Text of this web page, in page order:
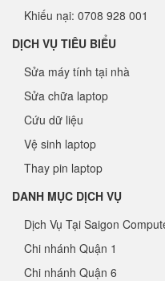
Khiếu nại: 0708 928 001
DỊCH VỤ TIÊU BIỂU
Sửa máy tính tại nhà
Sửa chữa laptop
Cứu dữ liệu
Vệ sinh laptop
Thay pin laptop
DANH MỤC DỊCH VỤ
Dịch Vụ Tại Saigon
Chi nhánh Quận 1
Chi nhánh Quận 6